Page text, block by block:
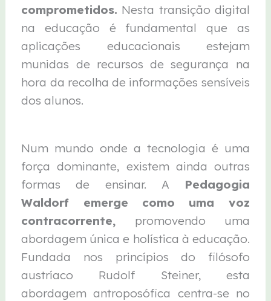
comprometidos. Nesta transição digital
na educação é fundamental que as
aplicações educacionais estejam
munidas de recursos de segurança na
hora da recolha de informações sensíveis
dos alunos.
Num mundo onde a tecnologia é uma
força dominante, existem ainda outras
formas de ensinar. A Pedagogia
Waldorf emerge como uma voz
contracorrente, promovendo uma
abordagem única e holística à educação.
Fundada nos princípios do filósofo
austríaco Rudolf Steiner, esta
abordagem antroposófica centra-se no